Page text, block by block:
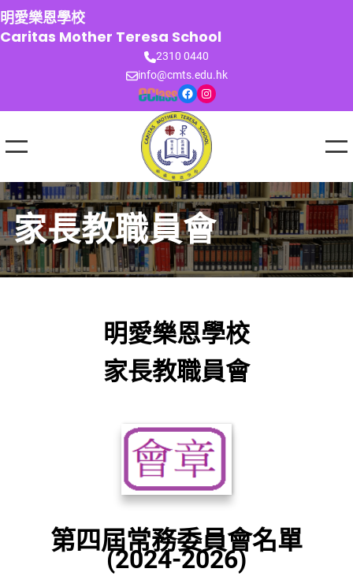
跳
至
主
明愛樂恩學校
Caritas Mother Teresa School
2310 0440
info@cmts.edu.hk
Facebook Instagram
家長教職員會
明愛樂恩學校
家長教職員會
第四屆常務委員會名單
(2024-2026)